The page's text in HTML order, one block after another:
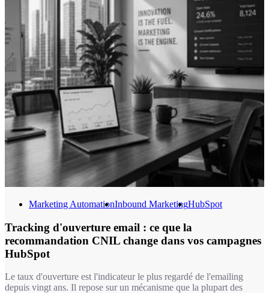
Marketing AutomationInbound MarketingHubSpot
Tracking d'ouverture email : ce que la
recommandation CNIL change dans vos campagnes
HubSpot
Le taux d'ouverture est l'indicateur le plus regardé de l'emailing
depuis vingt ans. Il repose sur un mécanisme que la plupart des